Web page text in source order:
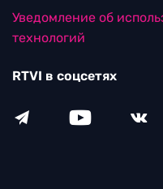
Уведомление об
технологий
RTVI в соцсетях